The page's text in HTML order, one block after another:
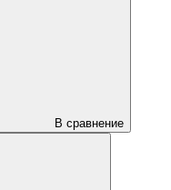
В сравнение